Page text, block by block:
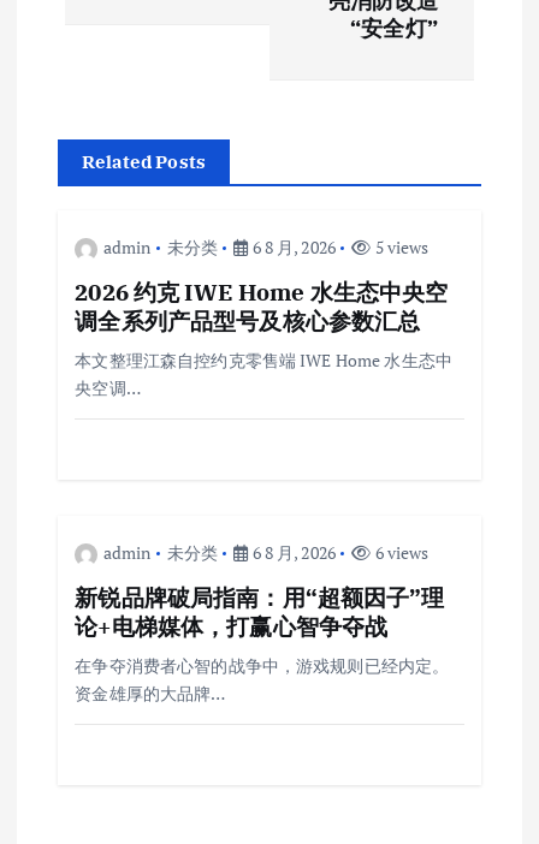
“安全灯”
Related Posts
admin 未分类 6 8 月, 2026 5 views
2026 约克 IWE Home 水生态中央空
调全系列产品型号及核心参数汇总
本文整理江森自控约克零售端 IWE Home 水生态中
央空调…
admin 未分类 6 8 月, 2026 6 views
新锐品牌破局指南：用“超额因子”理
论+电梯媒体，打赢心智争夺战
在争夺消费者心智的战争中，游戏规则已经内定。
资金雄厚的大品牌…